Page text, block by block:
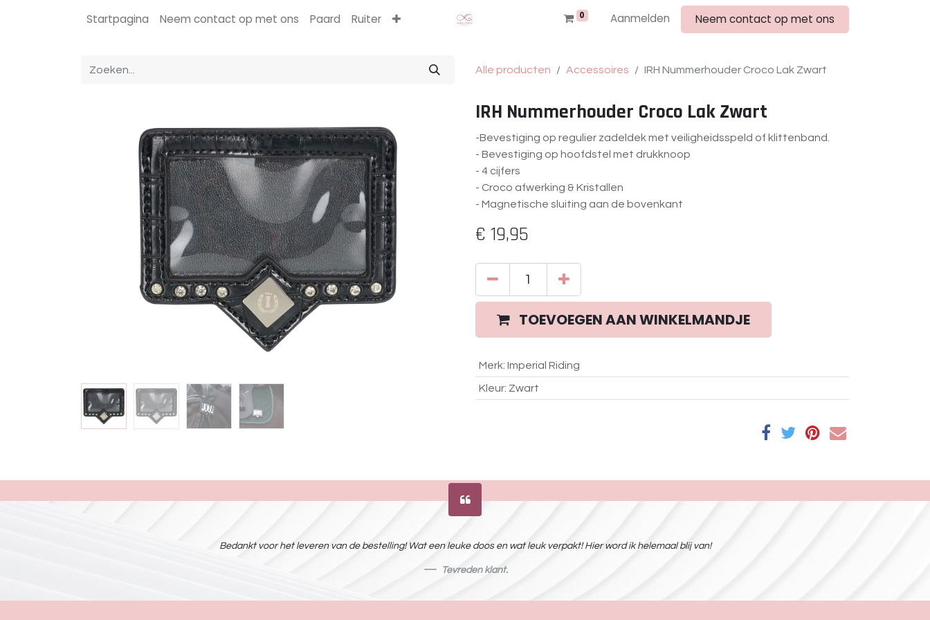
0 Aanmelden Neem contact op met ons
Startpagina Neem contact op met ons Paard Ruiter
Alle producten Accessoires IRH Nummerhouder Croco Lak Zwart
IRH Nummerhouder Croco Lak Zwart
-Bevestiging op regulier zadeldek met veiligheidsspeld of klittenband.
- Bevestiging op hoofdstel met drukknoop
- 4 cijfers
- Croco afwerking & Kristallen
- Magnetische sluiting aan de bovenkant
€ 19,95
TOEVOEGEN AAN WINKELMANDJE
Merk: Imperial Riding
Kleur: Zwart
Bedankt voor het leveren van de bestelling! Wat een leuke doos en wat leuk verpakt! Hier word ik helemaal blij van!
Tevreden klant.